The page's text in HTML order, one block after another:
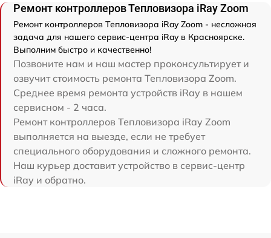
Ремонт контроллеров Тепловизора iRay Zoom
Ремонт контроллеров Тепловизора iRay Zoom - несложная
задача для нашего сервис-центра iRay в Красноярске.
Выполним быстро и качественно!
Позвоните нам и наш мастер проконсультирует и
озвучит стоимость ремонта Тепловизора Zoom.
Среднее время ремонта устройств iRay в нашем
сервисном - 2 часа.
Ремонт контроллеров Тепловизора iRay Zoom
выполняется на выезде, если не требует
специального оборудования и сложного ремонта.
Наш курьер доставит устройство в сервис-центр
iRay и обратно.